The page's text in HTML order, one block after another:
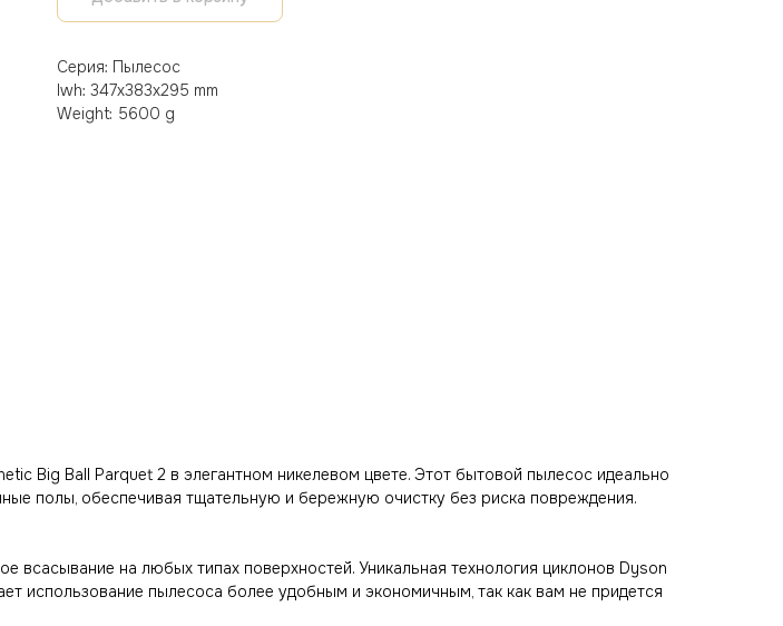
Серия: Пылесос
lwh: 347x383x295 mm
Weight: 5600 g
Big Ball Parquet 2 в элегантном никелевом цвете. Этот бытовой пылесос идеально
полы, обеспечивая тщательную и бережную очистку без риска повреждения.
на любых типах поверхностей. Уникальная технология циклонов Dyson
использование пылесоса более удобным и экономичным, так как вам не придется